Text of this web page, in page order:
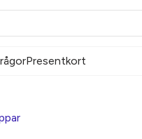
Presentkort